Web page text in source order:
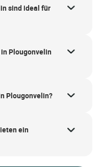
sind ideal für
Plougonvelin
Plougonvelin?
ein